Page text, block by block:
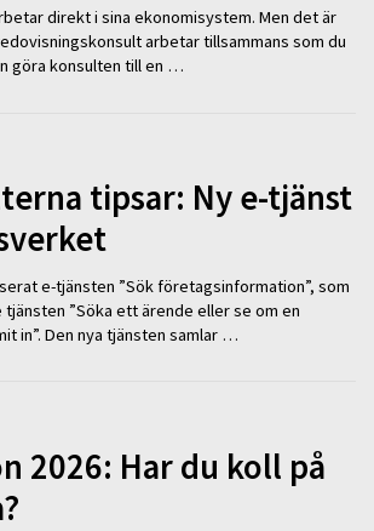
direkt i sina ekonomisystem. Men det är
arbetar tillsammans som du
göra konsulten till en …
tipsar: Ny e-tjänst
e-tjänsten ”Sök företagsinformation”, som
”Söka ett ärende eller se om en
in”. Den nya tjänsten samlar …
2026: Har du koll på